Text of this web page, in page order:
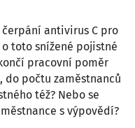
antivirus C pro
toto snížené pojistné
pracovní poměr
do počtu zaměstnanců
též? Nebo se
s výpovědí?